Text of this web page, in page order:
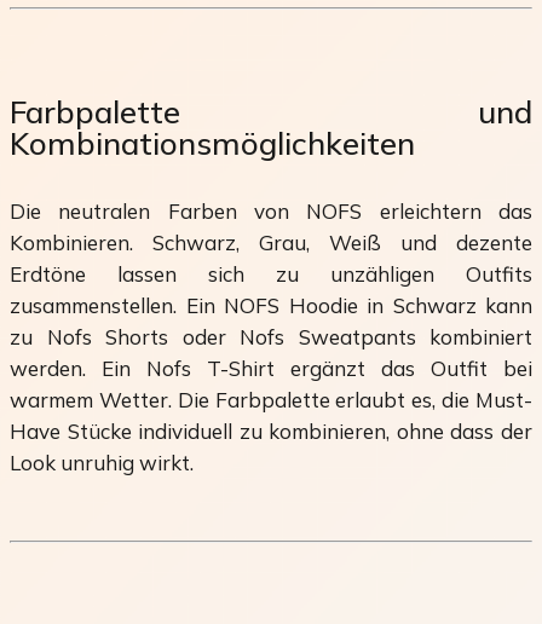
Farbpalette und
Kombinationsmöglichkeiten
Die neutralen Farben von NOFS erleichtern das
Kombinieren. Schwarz, Grau, Weiß und dezente
Erdtöne lassen sich zu unzähligen Outfits
zusammenstellen. Ein NOFS Hoodie in Schwarz kann
zu Nofs Shorts oder Nofs Sweatpants kombiniert
werden. Ein Nofs T-Shirt ergänzt das Outfit bei
warmem Wetter. Die Farbpalette erlaubt es, die Must-
Have Stücke individuell zu kombinieren, ohne dass der
Look unruhig wirkt.